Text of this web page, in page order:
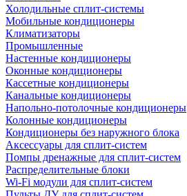
Холодильные сплит-системы
Мобильные кондиционеры
Климатизаторы
Промышленные
Настенные кондиционеры
Оконные кондиционеры
Кассетные кондиционеры
Канальные кондиционеры
Напольно-потолочные кондиционеры
Колонные кондиционеры
Кондиционеры без наружного блока
Аксессуары для сплит-систем
Помпы дренажные для сплит-систем
Распределительные блоки
Wi-Fi модули для сплит-систем